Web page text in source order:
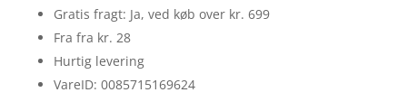
Gratis fragt: Ja, ved køb over kr. 699
Fra fra kr. 28
Hurtig levering
VareID: 0085715169624